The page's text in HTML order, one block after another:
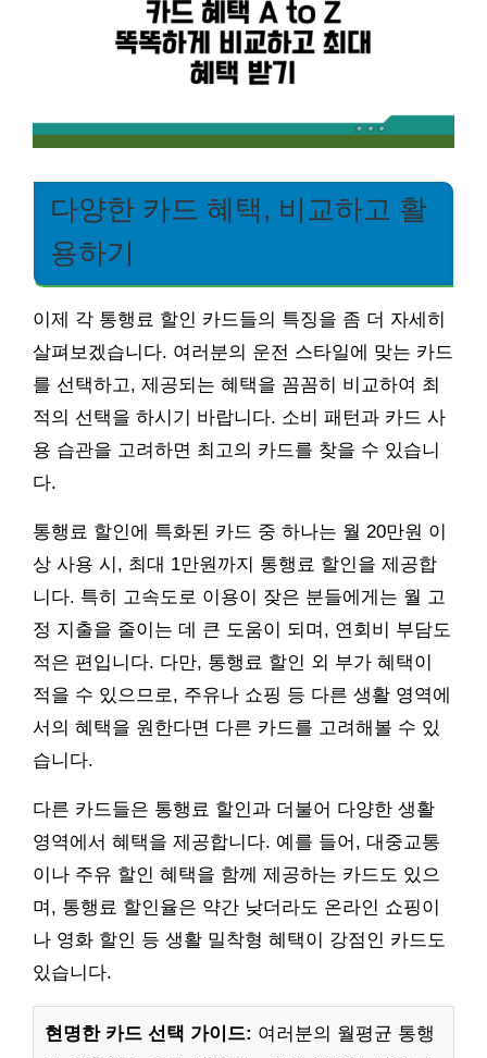
다양한 카드 혜택, 비교하고 활
용하기
이제 각 통행료 할인 카드들의 특징을 좀 더 자세히
살펴보겠습니다. 여러분의 운전 스타일에 맞는 카드
를 선택하고, 제공되는 혜택을 꼼꼼히 비교하여 최
적의 선택을 하시기 바랍니다. 소비 패턴과 카드 사
용 습관을 고려하면 최고의 카드를 찾을 수 있습니
다.
통행료 할인에 특화된 카드 중 하나는 월 20만원 이
상 사용 시, 최대 1만원까지 통행료 할인을 제공합
니다. 특히 고속도로 이용이 잦은 분들에게는 월 고
정 지출을 줄이는 데 큰 도움이 되며, 연회비 부담도
적은 편입니다. 다만, 통행료 할인 외 부가 혜택이
적을 수 있으므로, 주유나 쇼핑 등 다른 생활 영역에
서의 혜택을 원한다면 다른 카드를 고려해볼 수 있
습니다.
다른 카드들은 통행료 할인과 더불어 다양한 생활
영역에서 혜택을 제공합니다. 예를 들어, 대중교통
이나 주유 할인 혜택을 함께 제공하는 카드도 있으
며, 통행료 할인율은 약간 낮더라도 온라인 쇼핑이
나 영화 할인 등 생활 밀착형 혜택이 강점인 카드도
있습니다.
현명한 카드 선택 가이드: 여러분의 월평균 통행